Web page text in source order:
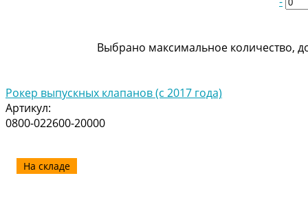
Выбрано максимальное количество,
Рокер выпускных клапанов (с 2017 года)
Артикул:
0800-022600-20000
На складе